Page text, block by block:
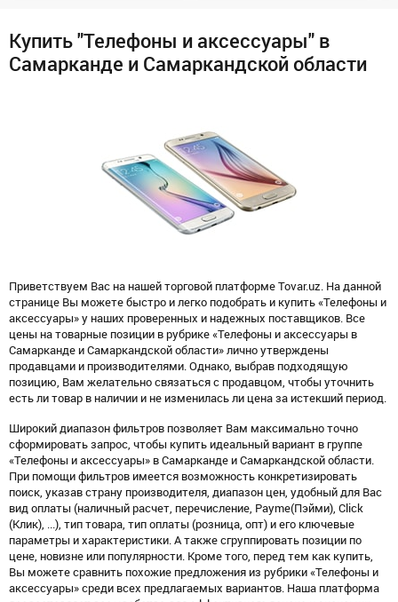
Купить "Телефоны и аксессуары" в
Самарканде и Самаркандской области
Приветствуем Вас на нашей торговой платформе Tovar.uz. На данной
странице Вы можете быстро и легко подобрать и купить «Телефоны и
аксессуары» у наших проверенных и надежных поставщиков. Все
цены на товарные позиции в рубрике «Телефоны и аксессуары в
Самарканде и Самаркандской области» лично утверждены
продавцами и производителями. Однако, выбрав подходящую
позицию, Вам желательно связаться с продавцом, чтобы уточнить
есть ли товар в наличии и не изменилась ли цена за истекший период.
Широкий диапазон фильтров позволяет Вам максимально точно
сформировать запрос, чтобы купить идеальный вариант в группе
«Телефоны и аксессуары» в Самарканде и Самаркандской области.
При помощи фильтров имеется возможность конкретизировать
поиск, указав страну производителя, диапазон цен, удобный для Вас
вид оплаты (наличный расчет, перечисление, Payme(Пэйми), Click
(Клик), ...), тип товара, тип оплаты (розница, опт) и его ключевые
параметры и характеристики. А также сгруппировать позиции по
цене, новизне или популярности. Кроме того, перед тем как купить,
Вы можете сравнить похожие предложения из рубрики «Телефоны и
аксессуары» среди всех предлагаемых вариантов. Наша платформа